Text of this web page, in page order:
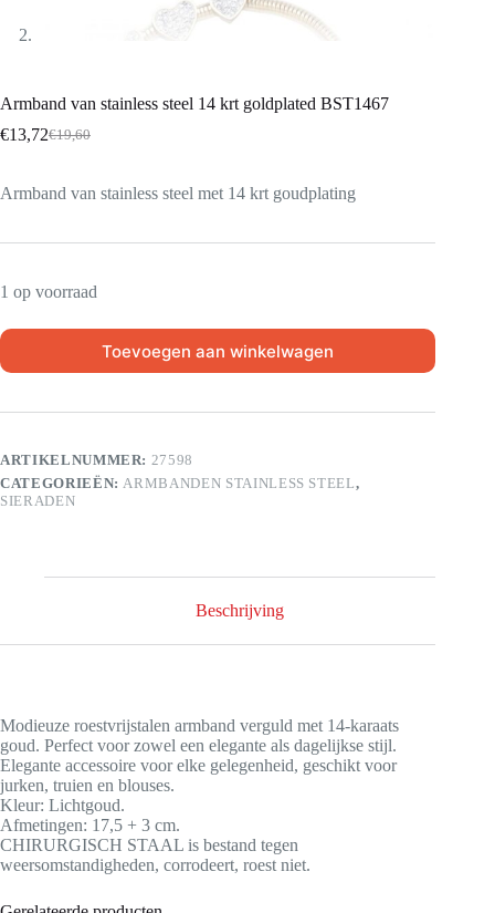
Armband van stainless steel 14 krt goldplated BST1467
€19,60
€13,72
Armband van stainless steel met 14 krt goudplating
1 op voorraad
Toevoegen aan winkelwagen
ARTIKELNUMMER: 27598
CATEGORIEËN:ARMBANDEN STAINLESS STEEL,
SIERADEN
Beschrijving
Modieuze roestvrijstalen armband verguld met 14-karaats
goud. Perfect voor zowel een elegante als dagelijkse stijl.
Elegante accessoire voor elke gelegenheid, geschikt voor
jurken, truien en blouses.
Kleur: Lichtgoud.
Afmetingen: 17,5 + 3 cm.
CHIRURGISCH STAAL is bestand tegen
weersomstandigheden, corrodeert, roest niet.